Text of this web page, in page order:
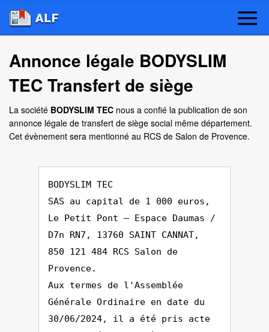
Annonce légale BODYSLIM
TEC Transfert de siège
La société BODYSLIM TEC nous a confié la publication de son
annonce légale de transfert de siège social même département.
Cet évènement sera mentionné au RCS de Salon de Provence.
BODYSLIM TEC
SAS au capital de 1 000 euros,
Le Petit Pont – Espace Daumas /
D7n RN7, 13760 SAINT CANNAT,
850 121 484 RCS Salon de
Provence.
Aux termes de l'Assemblée
Générale Ordinaire en date du
30/06/2024, il a été pris acte